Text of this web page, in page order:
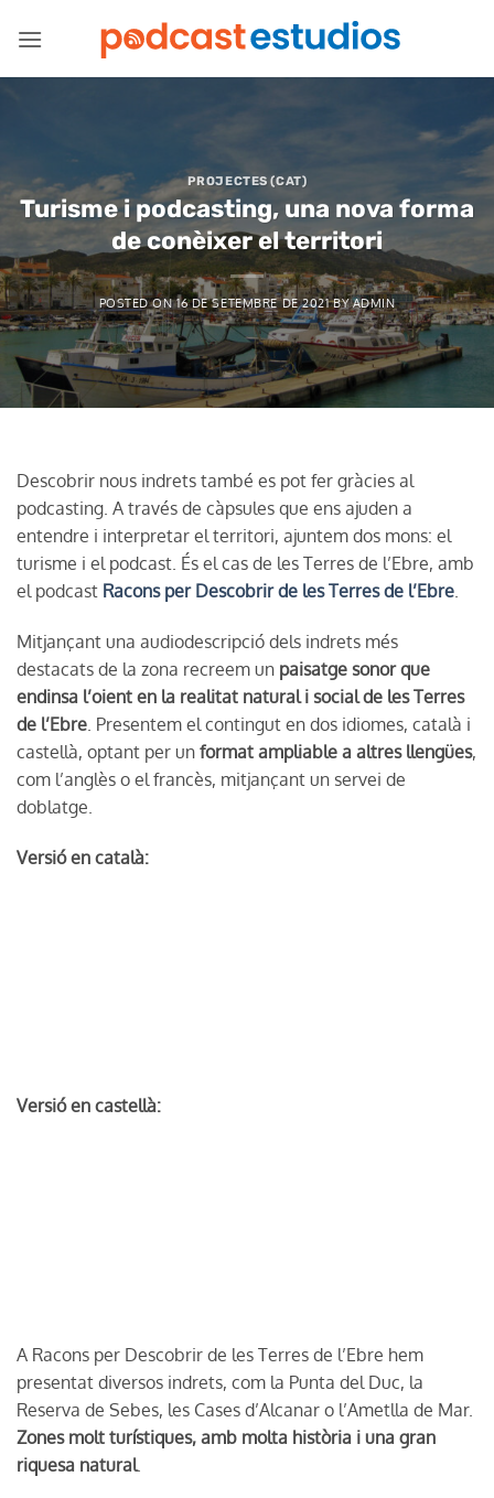
PROJECTES (CAT)
Turisme i podcasting, una nova forma
de conèixer el territori
POSTED ON16 DE SETEMBRE DE 2021 BYADMIN
Descobrir nous indrets també es pot fer gràcies al
podcasting. A través de càpsules que ens ajuden a
entendre i interpretar el territori, ajuntem dos mons: el
turisme i el podcast. És el cas de les Terres de l’Ebre, amb
el podcast Racons per Descobrir de les Terres de l’Ebre.
Mitjançant una audiodescripció dels indrets més
destacats de la zona recreem un paisatge sonor que
endinsa l’oient en la realitat natural i social de les Terres
de l’Ebre . Presentem el contingut en dos idiomes, català i
castellà, optant per un format ampliable a altres llengües,
com l’anglès o el francès, mitjançant un servei de
doblatge.
Versió en català:
Versió en castellà:
A Racons per Descobrir de les Terres de l’Ebre hem
presentat diversos indrets, com la Punta del Duc, la
Reserva de Sebes, les Cases d’Alcanar o l’Ametlla de Mar.
Zones molt turístiques, amb molta història i una gran
riquesa natural.